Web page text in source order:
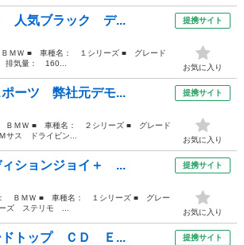
人気ブラック デ...
ＭＷ ■ 車種名： １シリーズ ■ グレード
気量： 160...
提携サイト
お気に入り
ポーツ 弊社元デモ...
ＭＷ ■ 車種名： ２シリーズ ■ グレード
サス ドライビン...
提携サイト
お気に入り
ションジョイ＋ ...
ＢＭＷ ■ 車種名： １シリーズ ■ グレー
ズ ステリモ ...
提携サイト
お気に入り
ドトップ ＣＤ Ｅ... 提携サイト